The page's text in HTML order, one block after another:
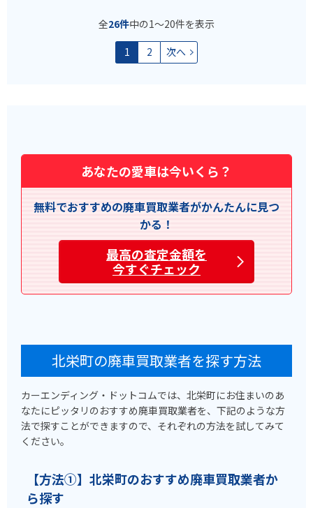
全26件中の1〜20件を表示
1
2 次へ
あなたの愛車は今いくら？
無料でおすすめの廃車買取業者がかんたんに見つ
かる！
最高の査定金額を
今すぐチェック
北栄町の廃車買取業者を探す方法
カーエンディング・ドットコムでは、北栄町にお住まいのあ
なたにピッタリのおすすめ廃車買取業者を、下記のような方
法で探すことができますので、それぞれの方法を試してみて
ください。
【方法①】北栄町のおすすめ廃車買取業者か
ら探す